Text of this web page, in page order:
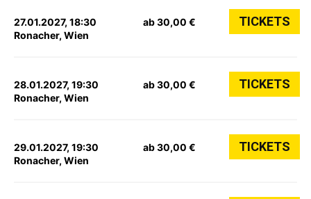
27.01.2027, 18:30
Ronacher, Wien
ab 30,00 € TICKETS
28.01.2027, 19:30
Ronacher, Wien
ab 30,00 € TICKETS
29.01.2027, 19:30
Ronacher, Wien
ab 30,00 € TICKETS